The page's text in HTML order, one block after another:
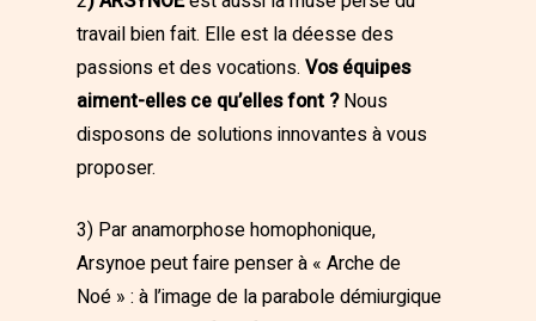
travail bien fait. Elle est la déesse des
passions et des vocations. Vos équipes
aiment-elles ce qu’elles font ?Nous
disposons de solutions innovantes à vous
proposer.
3) Par anamorphose homophonique,
Arsynoe peut faire penser à « Arche de
Noé » : à l’image de la parabole démiurgique